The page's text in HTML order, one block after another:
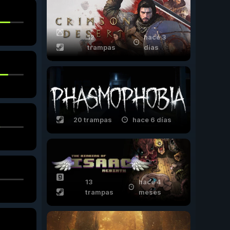
12
trampas
hace 3
días
20 trampas hace 6 días
13
trampas
hace 4
meses